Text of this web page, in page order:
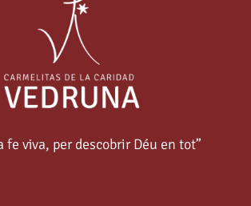
fe viva, per descobrir Déu en tot”